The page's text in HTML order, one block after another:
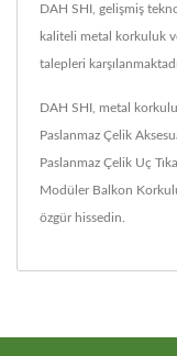
DAH SHI, gelişmiş
kaliteli metal korkuluk
talepleri
DAH SHI, metal
Paslanmaz Çelik
Paslanmaz Çelik Uç
Modüler Balkon
özgür hissedin.